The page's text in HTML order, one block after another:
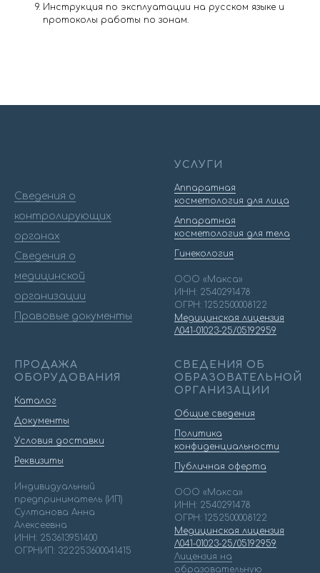
Инструкция по эксплуатации на русском языке и
протоколы работы по зонам.
Сведения о
контролирующих
органах
Сведения о
медицинской
организации
Правовые документы
УСЛУГИ
Аппаратная
косметология для лица
Аппаратная
косметология для тела
Гинекология
ООО «Макса»
ИНН: 2540291478
ОГРН: 1252500008122
Медицинская лицензия
Л041-01023-25/05192959
ПРОДАЖА
ОБОРУДОВАНИЯ
Каталог
Документы
Условия доставки
Реквизиты
Индивидуальный
предприниматель (ИП)
Султанова Анна
Алексеевна
ИНН: 253613951400
ОГРНИП: 322253600041415
СВЕДЕНИЯ ОБ
ОБРАЗОВАТЕЛЬНОЙ
ОРГАНИЗАЦИИ
Общие сведения
Политика
конфиденциальности
Публичная оферта
ООО «Макса»
ИНН: 2540291478
ОГРН: 1252500008122
Медицинская лицензия
Л041-01023-25/05192959
Лицензия на
образовательную